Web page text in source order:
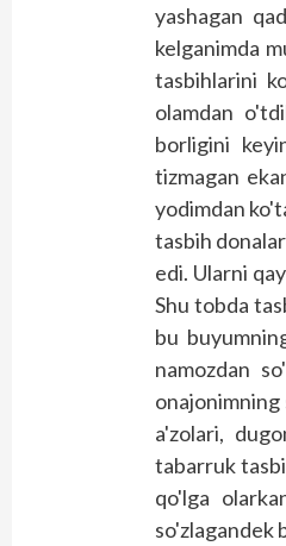
yashagan
kelganimda
tasbihlarini
olamdan
borligini
tizmagan
yodimdan
tasbih
edi. Ularni
Shu tobda
bu
namozdan
a'zolari,
tabarruk
qo'lga
so'zlagandek